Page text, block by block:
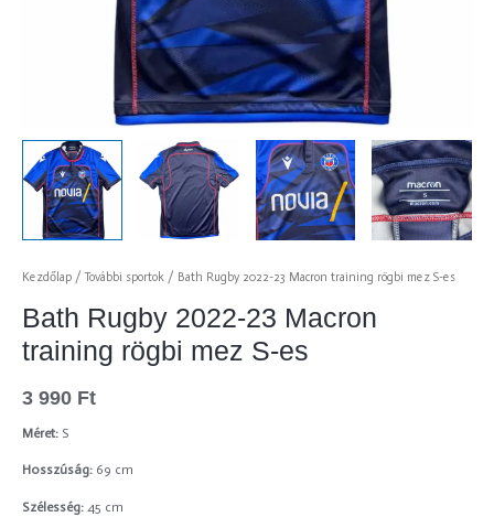
Kezdőlap /További sportok / Bath Rugby 2022-23 Macron training rögbi mez S-es
Bath Rugby 2022-23 Macron
training rögbi mez S-es
3 990 Ft
Méret: S
Hosszúság: 69 cm
Szélesség: 45 cm